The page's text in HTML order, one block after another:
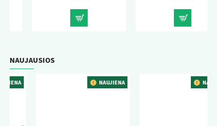
NAUJAUSIOS
NAUJIENA NAUJIENA